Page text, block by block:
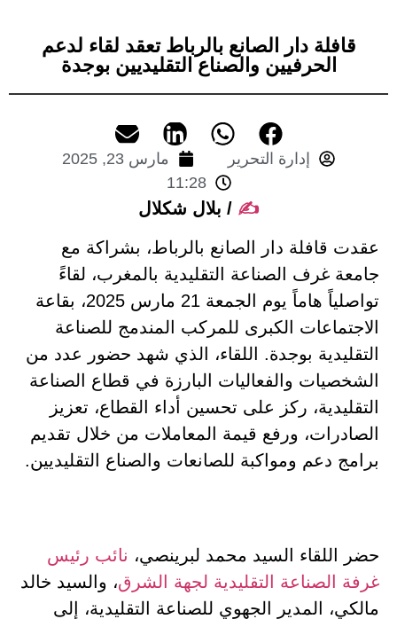
قافلة دار الصانع بالرباط تعقد لقاء لدعم
الحرفيين والصناع التقليديين بوجدة
إدارة التحرير
مارس 23, 2025
11:28
✍️ / بلال شكلال
عقدت قافلة دار الصانع بالرباط، بشراكة مع
جامعة غرف الصناعة التقليدية بالمغرب، لقاءً
تواصلياً هاماً يوم الجمعة 21 مارس 2025، بقاعة
الاجتماعات الكبرى للمركب المندمج للصناعة
التقليدية بوجدة. اللقاء، الذي شهد حضور عدد من
الشخصيات والفعاليات البارزة في قطاع الصناعة
التقليدية، ركز على تحسين أداء القطاع، تعزيز
الصادرات، ورفع قيمة المعاملات من خلال تقديم
برامج دعم ومواكبة للصانعات والصناع التقليديين.
حضر اللقاء السيد محمد لبرينصي، نائب رئيس
غرفة الصناعة التقليدية لجهة الشرق، والسيد خالد
مالكي، المدير الجهوي للصناعة التقليدية، إلى